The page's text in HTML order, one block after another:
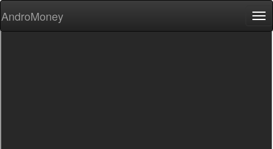
AndroMoney